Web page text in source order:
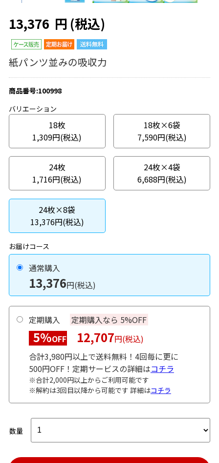
13,376 円 (税込)
紙パンツ並みの吸収力
商品番号:100998
バリエーション
18枚
1,309円(税込)
18枚×6袋
7,590円(税込)
24枚
1,716円(税込)
24枚×4袋
6,688円(税込)
24枚×8袋
13,376円(税込)
お届けコース
通常購入
13,376円(税込)
定期購入 定期購入なら 5%OFF
5%OFF 12,707円(税込)
合計3,980円以上で送料無料！4回毎に更に
500円OFF！定期サービスの詳細はコチラ
※合計2,000円以上からご利用可能です
※解約は3回目以降から可能です 詳細はコチラ
数量